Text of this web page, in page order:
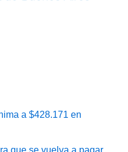
a $428.171 en
que se vuelva a pagar